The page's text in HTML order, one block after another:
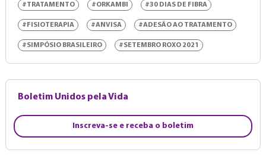
#TRATAMENTO #ORKAMBI #30 DIAS DE FIBRA
#FISIOTERAPIA #ANVISA #ADESÃO AO TRATAMENTO
#SIMPÓSIO BRASILEIRO #SETEMBRO ROXO 2021
Boletim Unidos pela Vida
Inscreva-se e receba o boletim